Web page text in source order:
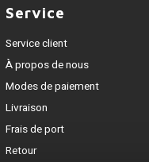
Service
Service client
À propos de nous
Modes de paiement
Livraison
Frais de port
Retour